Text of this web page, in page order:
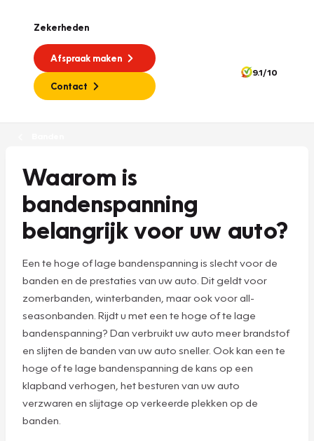
Zekerheden
Afspraak maken
Contact
9.1/10
Waarom is
bandenspanning
belangrijk voor uw auto?
Een te hoge of lage bandenspanning is slecht voor de
banden en de prestaties van uw auto. Dit geldt voor
zomerbanden, winterbanden, maar ook voor all-
seasonbanden. Rijdt u met een te hoge of te lage
bandenspanning? Dan verbruikt uw auto meer brandstof
en slijten de banden van uw auto sneller. Ook kan een te
hoge of te lage bandenspanning de kans op een
klapband verhogen, het besturen van uw auto
verzwaren en slijtage op verkeerde plekken op de
banden.